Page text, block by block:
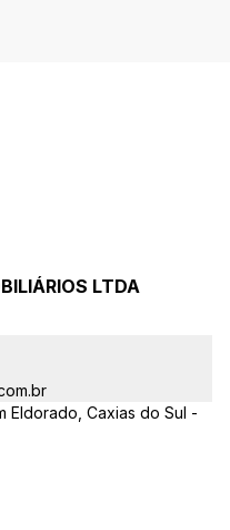
LTDA
Eldorado, Caxias do Sul -